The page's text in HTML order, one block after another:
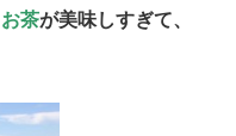
お茶が美味しすぎて、